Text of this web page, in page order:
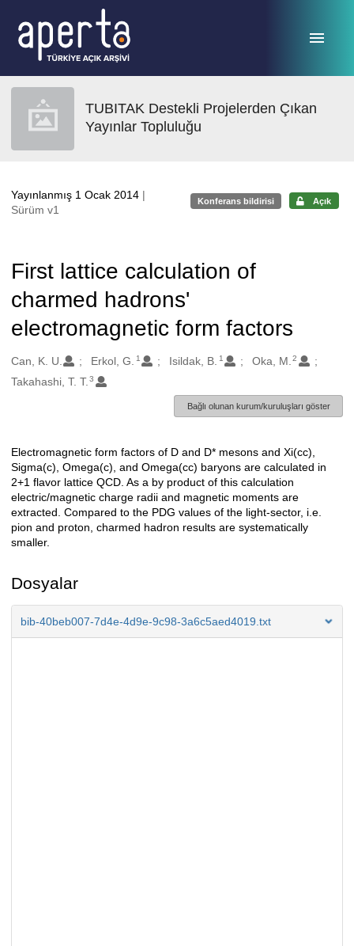
TUBITAK Destekli Projelerden Çıkan
Yayınlar Topluluğu
Yayınlanmış 1 Ocak 2014 |
Sürüm v1
Konferans bildirisi Açık
First lattice calculation of
charmed hadrons'
electromagnetic form factors
Oluşturanlar
Can, K. U. Erkol, G. 1 Isildak, B. 1 Oka, M. 2
Takahashi, T. T. 3
Bağlı olunan kurum/kuruluşları göster
Açıklama
Electromagnetic form factors of D and D* mesons and Xi(cc),
Sigma(c), Omega(c), and Omega(cc) baryons are calculated in
2+1 flavor lattice QCD. As a by product of this calculation
electric/magnetic charge radii and magnetic moments are
extracted. Compared to the PDG values of the light-sector, i.e.
pion and proton, charmed hadron results are systematically
smaller.
Dosyalar
bib-40beb007-7d4e-4d9e-9c98-3a6c5aed4019.txt